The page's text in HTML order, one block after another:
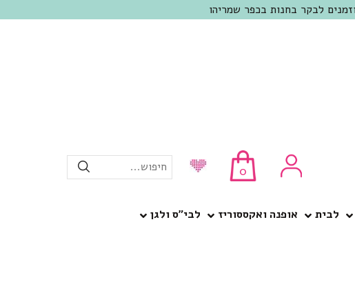
0 חיפוש...
לבית אופנה ואקססוריז
לבי”ס ולגן